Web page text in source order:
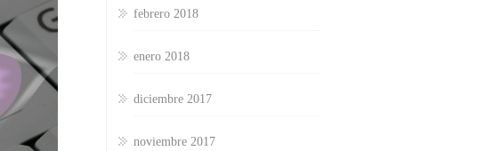
febrero 2018
enero 2018
diciembre 2017
noviembre 2017